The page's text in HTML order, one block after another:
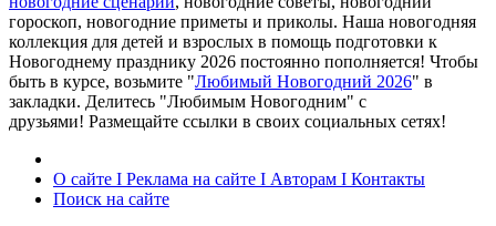
гороскоп, новогодние приметы и приколы. Наша новогодняя
коллекция для детей и взрослых в помощь подготовки к
Новогоднему празднику 2026 постоянно пополняется! Чтобы
быть в курсе, возьмите "Любимый Новогодний 2026" в
закладки. Делитесь "Любимым Новогодним" с
друзьями! Размещайте ссылки в своих социальных сетях!
О сайте I Реклама на сайте I Авторам I Контакты
Поиск на сайте